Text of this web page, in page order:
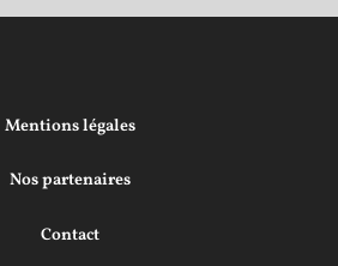
Mentions légales
Nos partenaires
Contact